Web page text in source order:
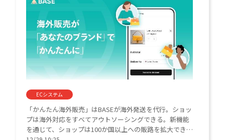
ECシステム
「かんたん海外販売」はBASEが海外発送を代行。ショッ
プは海外対応をすべてアウトソーシングできる。新機能
を通じて、ショップは100か国以上への販路を拡大でき